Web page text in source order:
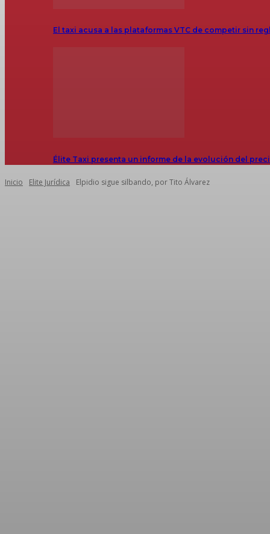
El taxi acusa a las plataformas VTC de competir sin
Élite Taxi presenta un informe de la evolución del
Inicio Elite Jurídica Elpidio sigue silbando, por Tito Álvarez